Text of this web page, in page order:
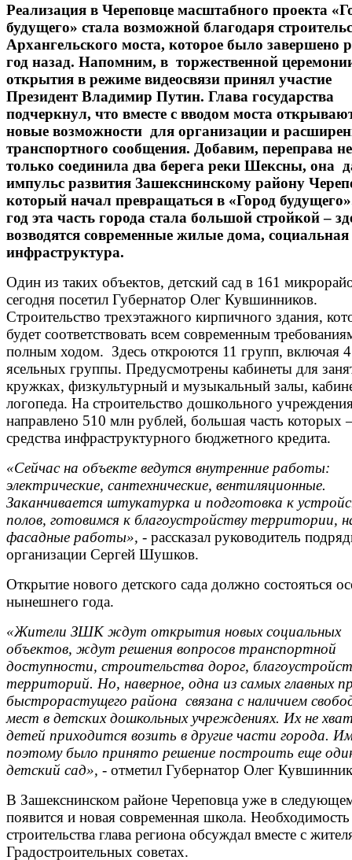
Реализация в Череповце масштабного проекта
будущего» стала возможной благодаря
Архангельского моста, которое было завершено
год назад. Напомним, в торжественной
открытия в режиме видеосвязи принял участие
Президент Владимир Путин. Глава государства
подчеркнул, что вместе с вводом моста
новые возможности для организации и
транспортного сообщения. Добавим, переправа не
только соединила два берега реки Шексны, она
импульс развития Зашекснинскому району
который начал превращаться в «Город
год эта часть города стала большой стройкой –
возводятся современные жилые дома, социальная
инфраструктура.
Один из таких объектов, детский сад в 161
сегодня посетил Губернатор Олег Кувшинников.
Строительство трехэтажного кирпичного здания,
будет соответствовать всем современным
полным ходом. Здесь откроются 11 групп, включая 4
ясельных группы. Предусмотрены кабинеты для
кружках, физкультурный и музыкальный залы,
логопеда. На строительство дошкольного
направлено 510 млн рублей, большая часть которых
средства инфраструктурного бюджетного кредита.
«Сейчас на объекте ведутся внутренние работы:
электрические, сантехнические, вентиляционные.
Заканчивается штукатурка и подготовка к
полов, готовимся к благоустройству территории,
фасадные работы», - рассказал руководитель
организации Сергей Шушков.
Открытие нового детского сада должно состояться
нынешнего года.
«Жители ЗШК ждут открытия новых социальных
объектов, ждут решения вопросов транспортной
доступности, строительства дорог,
территорий. Но, наверное, одна из самых главных
быстрорастущего района связана с наличием
мест в детских дошкольных учреждениях. Их не
детей приходится возить в другие части города.
поэтому было принято решение построить еще
детский сад», - отметил Губернатор Олег
В Зашекснинском районе Череповца уже в
появится и новая современная школа. Необходимость
строительства глава региона обсуждал вместе с
Градостроительных советах.